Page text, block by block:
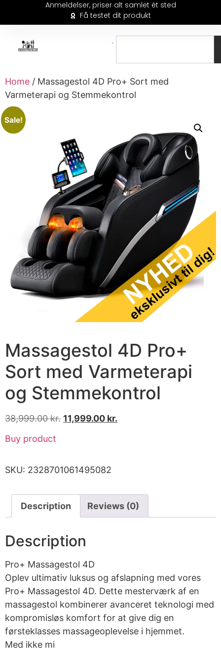
Anmeldelser, priser alt samlet ét sted
Få testet dit produkt
Home / Massagestol 4D Pro+ Sort med
Varmeterapi og Stemmekontrol
Sale!
Massagestol 4D Pro+
Sort med Varmeterapi
og Stemmekontrol
38,999.00kr. 11,999.00 kr.
Buy product
SKU: 2328701061495082
Description Reviews (0)
Description
Pro+ Massagestol 4D
Oplev ultimativ luksus og afslapning med vores
Pro+ Massagestol 4D. Dette mesterværk af en
massagestol kombinerer avanceret teknologi med
kompromisløs komfort for at give dig en
førsteklasses massageoplevelse i hjemmet.
Med ikke mi